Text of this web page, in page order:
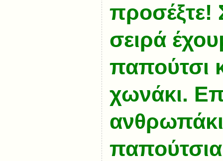
προσέξτε!
σειρά
παπούτσι
χωνάκι.
παπούτσια